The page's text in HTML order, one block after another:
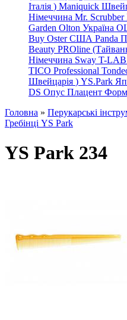
Італія ) Maniquick
Німеччина Mr. Scrubber
Garden Olton Україна
Buy Oster США Panda
Beauty PROline
Німеччина Sway T-LAB
TICO Professional
Швейцарія ) YS.Park
DS Опус Плацент
Головна » Перукарські
Гребінці YS Park
YS Park 234